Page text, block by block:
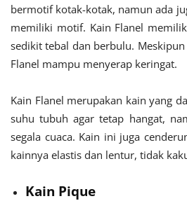
bermotif kotak-kotak, namun ada
memiliki motif. Kain Flanel
sedikit tebal dan berbulu.
Flanel mampu menyerap keringat.
Kain Flanel merupakan kain yang
suhu tubuh agar tetap hangat,
segala cuaca. Kain ini juga
kainnya elastis dan lentur, tidak
Kain Pique